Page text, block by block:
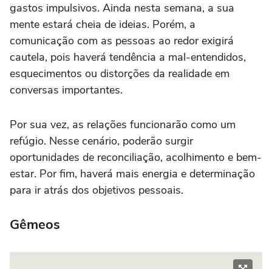
gastos impulsivos. Ainda nesta semana, a sua
mente estará cheia de ideias. Porém, a
comunicação com as pessoas ao redor exigirá
cautela, pois haverá tendência a mal-entendidos,
esquecimentos ou distorções da realidade em
conversas importantes.
Por sua vez, as relações funcionarão como um
refúgio. Nesse cenário, poderão surgir
oportunidades de reconciliação, acolhimento e bem-
estar. Por fim, haverá mais energia e determinação
para ir atrás dos objetivos pessoais.
Gêmeos